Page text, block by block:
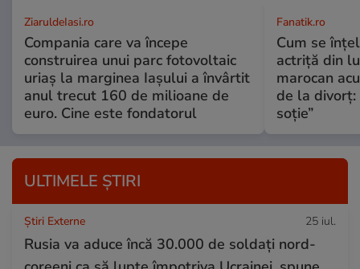
ZiaruldeIasi.ro
Compania care va începe
construirea unui parc fotovoltaic
uriaș la marginea Iașului a învârtit
anul trecut 160 de milioane de
euro. Cine este fondatorul
Fanatik.ro
Cum se
actriță din
marocan
de la divorț:
soție”
ULTIMELE ȘTIRI
Știri Externe 25 iul.
Rusia va aduce încă 30.000 de soldaţi nord-